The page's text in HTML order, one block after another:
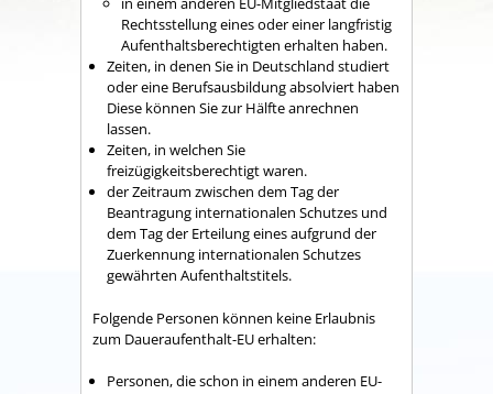
Rechtsstellung eines oder einer langfristig
Aufenthaltsberechtigten erhalten haben.
Zeiten, in denen Sie in Deutschland studiert
oder eine Berufsausbildung absolviert haben
Diese können Sie zur Hälfte anrechnen
lassen.
Zeiten, in welchen Sie
freizügigkeitsberechtigt waren.
der Zeitraum zwischen dem Tag der
Beantragung internationalen Schutzes und
dem Tag der Erteilung eines aufgrund der
Zuerkennung internationalen Schutzes
gewährten Aufenthaltstitels.
Folgende Personen können keine Erlaubnis
zum Daueraufenthalt-EU erhalten:
Personen, die schon in einem anderen EU-